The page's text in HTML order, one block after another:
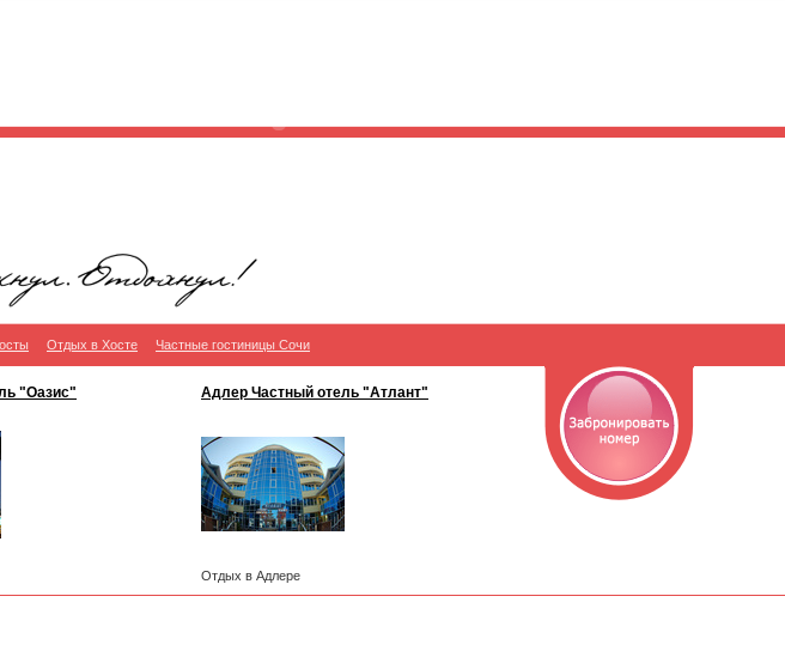
Отдых в Хосте Частные гостиницы Сочи
"Оазис" Адлер Частный отель "Атлант"
Отдых в Адлере